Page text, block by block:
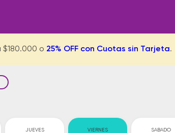
o 25% OFF con Cuotas sin Tarjeta.
JUEVES VIERNES SABADO